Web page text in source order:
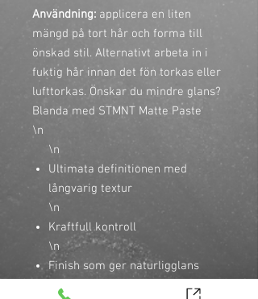
Användning: applicera en liten
mängd på tort hår och forma till
önskad stil. Alternativt arbeta in i
fuktig hår innan det fön torkas eller
lufttorkas. Önskar du mindre glans?
Blanda med STMNT Matte Paste
\n
\n
Ultimata definitionen med
långvarig textur
\n
Kraftfull kontroll
\n
Finish som ger naturligglans